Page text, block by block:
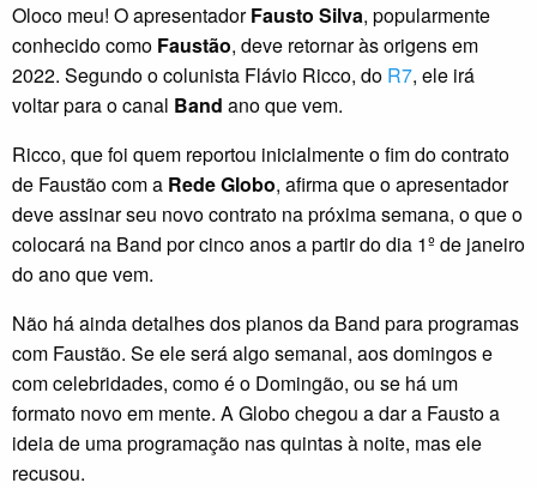
Oloco meu! O apresentadorFausto Silva, popularmente
conhecido como Faustão, deve retornar às origens em
2022. Segundo o colunista Flávio Ricco, do R7, ele irá
voltar para o canal Band ano que vem.
Ricco, que foi quem reportou inicialmente o fim do contrato
de Faustão com a Rede Globo, afirma que o apresentador
deve assinar seu novo contrato na próxima semana, o que o
colocará na Band por cinco anos a partir do dia 1º de janeiro
do ano que vem.
Não há ainda detalhes dos planos da Band para programas
com Faustão. Se ele será algo semanal, aos domingos e
com celebridades, como é o Domingão, ou se há um
formato novo em mente. A Globo chegou a dar a Fausto a
ideia de uma programação nas quintas à noite, mas ele
recusou.